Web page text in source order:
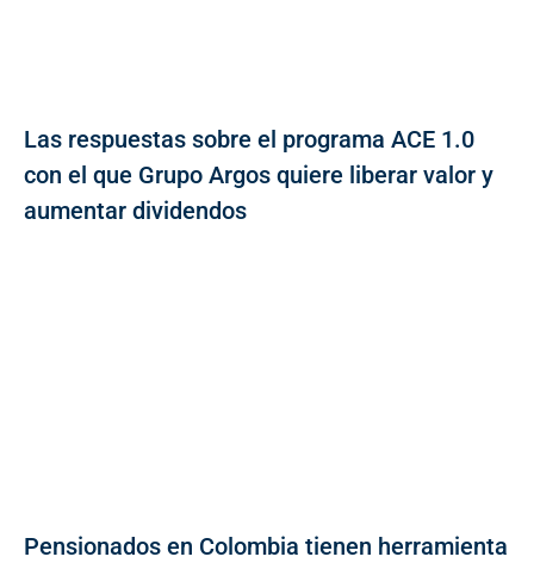
Las respuestas sobre el programa ACE 1.0
con el que Grupo Argos quiere liberar valor y
aumentar dividendos
Pensionados en Colombia tienen herramienta